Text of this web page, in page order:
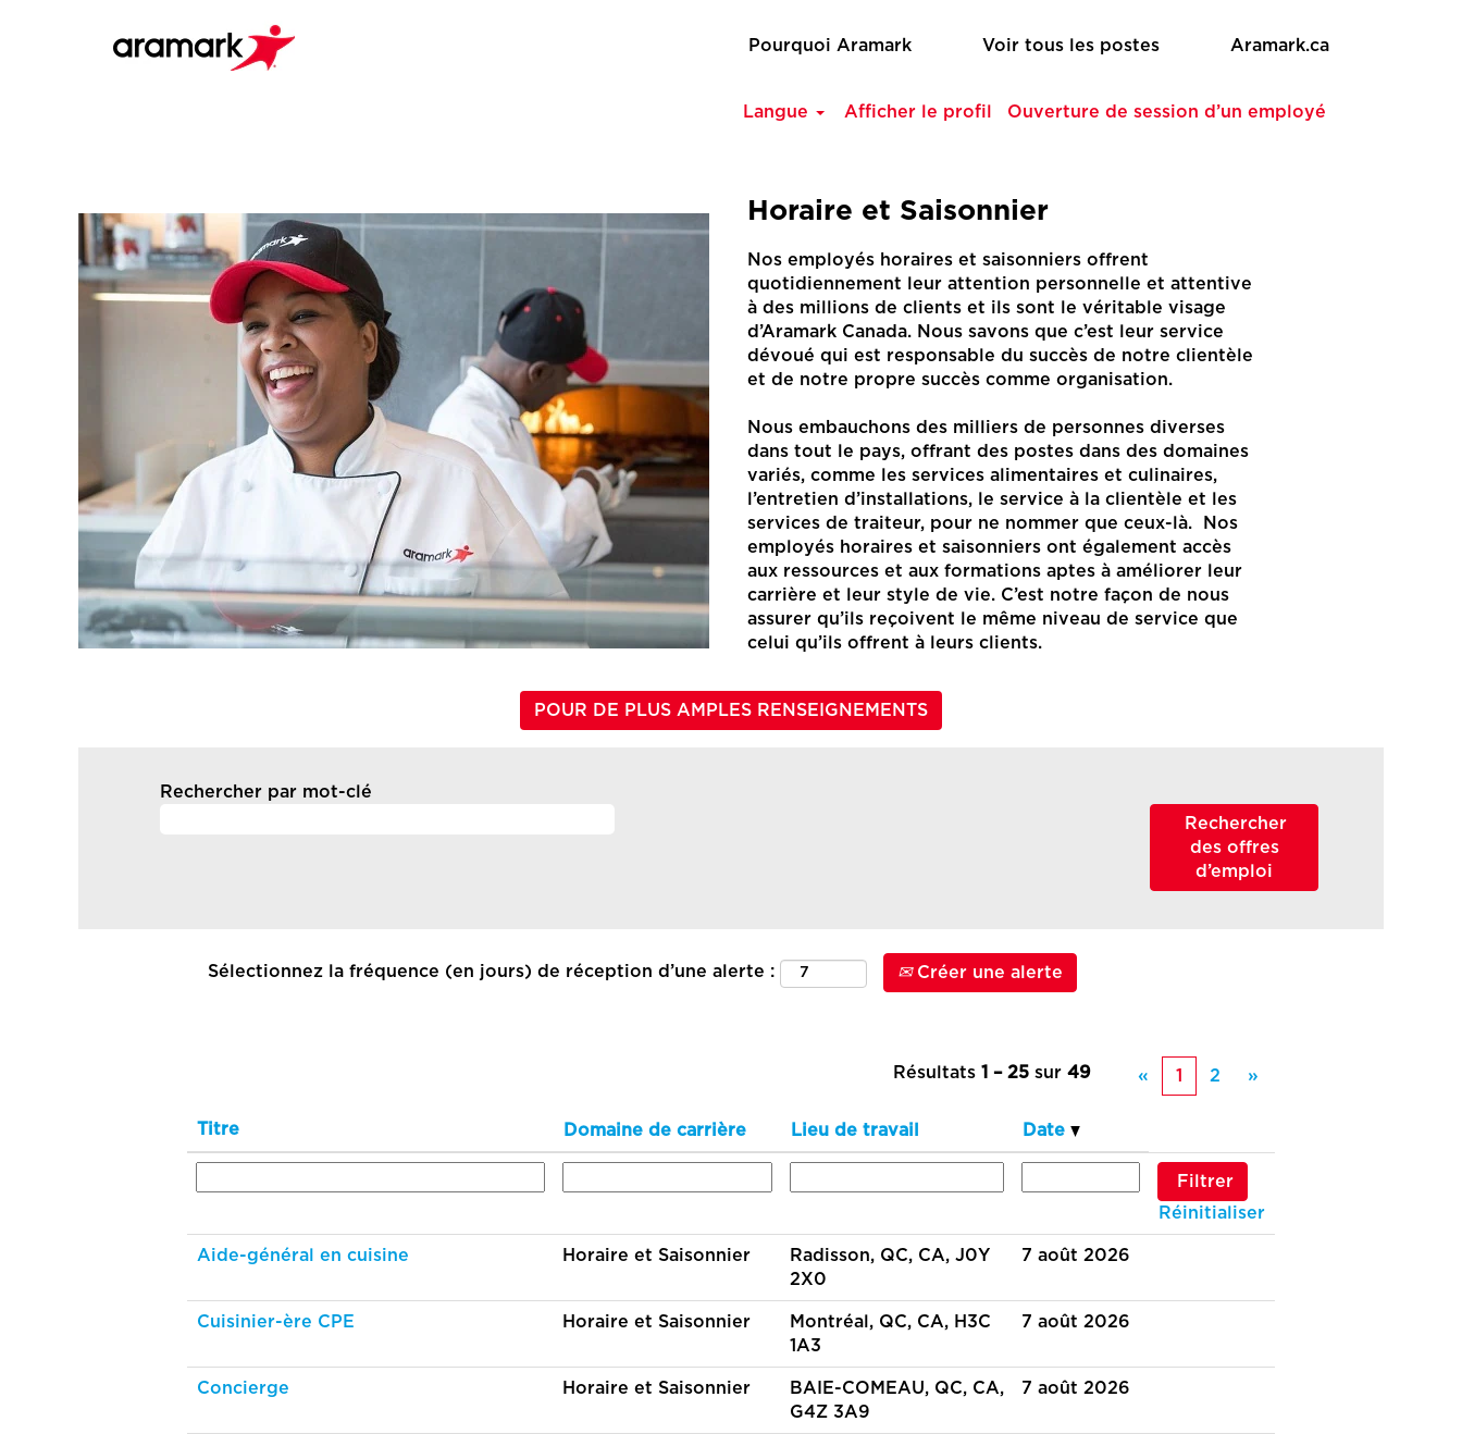
Pourquoi Aramark Voir tous les postes Aramark.ca
Langue Afficher le profil Ouverture de session d’un employé
Seasonal
Jobs
(fr_CA)
Horaire et Saisonnier
Nos employés horaires et saisonniers offrent
quotidiennement leur attention personnelle et attentive
à des millions de clients et ils sont le véritable visage
d’Aramark Canada. Nous savons que c’est leur service
dévoué qui est responsable du succès de notre clientèle
et de notre propre succès comme organisation.
Nous embauchons des milliers de personnes diverses
dans tout le pays, offrant des postes dans des domaines
variés, comme les services alimentaires et culinaires,
l’entretien d’installations, le service à la clientèle et les
services de traiteur, pour ne nommer que ceux-là. Nos
employés horaires et saisonniers ont également accès
aux ressources et aux formations aptes à améliorer leur
carrière et leur style de vie. C’est notre façon de nous
assurer qu’ils reçoivent le même niveau de service que
celui qu’ils offrent à leurs clients.
POUR DE PLUS AMPLES RENSEIGNEMENTS
Rechercher par mot-clé
Sélectionnez la fréquence (en jours) de réception d’une alerte : Créer une alerte
Résultats 1 – 25 sur 49 « 1 2 »
Titre Domaine de carrière Lieu de travail Date
Réinitialiser
Aide-général en cuisine Horaire et Saisonnier
Radisson, QC, CA, J0Y
2X0
7 août 2026
Cuisinier-ère CPE Horaire et Saisonnier
Montréal, QC, CA, H3C
1A3
7 août 2026
Concierge Horaire et Saisonnier
BAIE-COMEAU, QC, CA,
G4Z 3A9
7 août 2026